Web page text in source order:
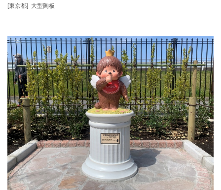
ロシア革命後の混乱期、シベリアには多くのポーランド人が取り残さ
れ、親を失った孤
[東京都] 大型陶板